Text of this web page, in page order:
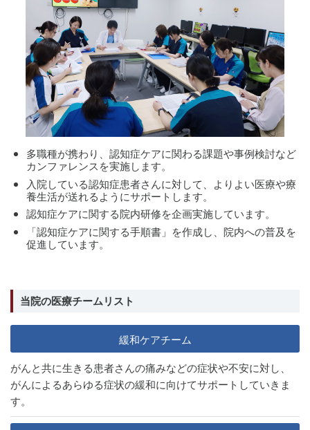
多職種が携わり、認知症ケアに関わる課題や事例検討など
カンファレンスを実施します。
入院している認知症患者さんに対して、よりよい医療や療
養生活が送れるようにサポートします。
認知症ケアに関する院内研修を企画実施しています。
「認知症ケアに関する手順書」を作成し、院内への普及を
促進しています。
当院の医療チームリスト
緩和ケアチーム
がんと共に生きる患者さんの痛みなどの症状や不安に対し、
がんによるあらゆる症状の緩和に向けてサポートしていきま
す。